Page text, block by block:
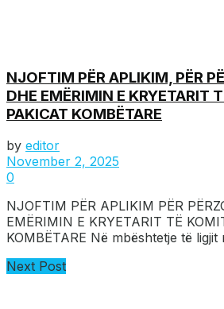
NJOFTIM PËR APLIKIM, PËR
DHE EMËRIMIN E KRYETARIT
PAKICAT KOMBËTARE
by editor
November 2, 2025
0
NJOFTIM PËR APLIKIM PËR
EMËRIMIN E KRYETARIT TË
KOMBËTARE Në mbështetje të ligjit
Next Post